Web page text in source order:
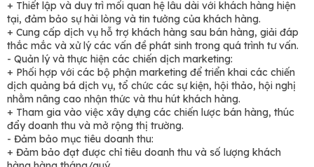
+ Thiết lập và duy trì mối quan hệ lâu dài với khách hàng hiện
tại, đảm bảo sự hài lòng và tin tưởng của khách hàng.
+ Cung cấp dịch vụ hỗ trợ khách hàng sau bán hàng, giải đáp
thắc mắc và xử lý các vấn đề phát sinh trong quá trình tư vấn.
- Quản lý và thực hiện các chiến dịch marketing:
+ Phối hợp với các bộ phận marketing để triển khai các chiến
dịch quảng bá dịch vụ, tổ chức các sự kiện, hội thảo, hội nghị
nhằm nâng cao nhận thức và thu hút khách hàng.
+ Tham gia vào việc xây dựng các chiến lược bán hàng, thúc
đẩy doanh thu và mở rộng thị trường.
- Đảm bảo mục tiêu doanh thu:
+ Đảm bảo đạt được chỉ tiêu doanh thu và số lượng khách